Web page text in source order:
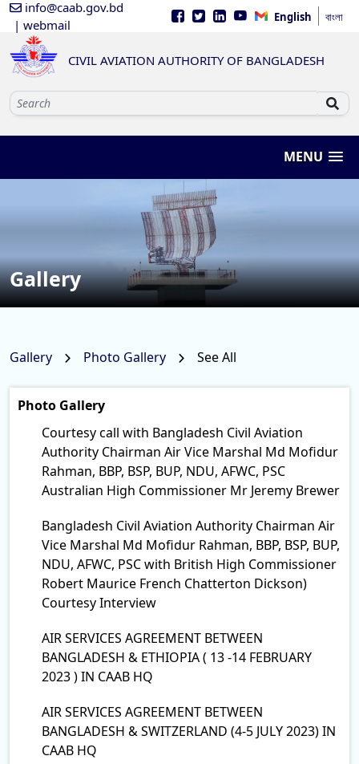
info@caab.gov.bd
| webmail
English বাংলা
CIVIL AVIATION AUTHORITY OF BANGLADESH
MENU
Gallery
Gallery Photo Gallery See All
Photo Gallery
Courtesy call with Bangladesh Civil Aviation
Authority Chairman Air Vice Marshal Md Mofidur
Rahman, BBP, BSP, BUP, NDU, AFWC, PSC
Australian High Commissioner Mr Jeremy Brewer
Bangladesh Civil Aviation Authority Chairman Air
Vice Marshal Md Mofidur Rahman, BBP, BSP, BUP,
NDU, AFWC, PSC with British High Commissioner
Robert Maurice French Chatterton Dickson)
Courtesy Interview
AIR SERVICES AGREEMENT BETWEEN
BANGLADESH & ETHIOPIA ( 13 -14 FEBRUARY
2023 ) IN CAAB HQ
AIR SERVICES AGREEMENT BETWEEN
BANGLADESH & SWITZERLAND (4-5 JULY 2023) IN
CAAB HQ